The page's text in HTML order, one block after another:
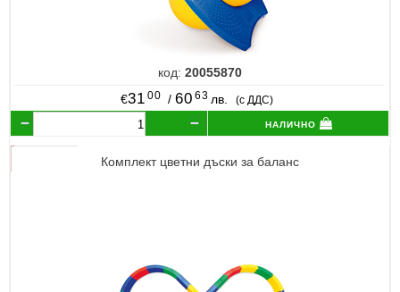
код: 20055870
€31 00 / 60 63 лв. (с ДДС)
налично
Комплект цветни дъски за баланс